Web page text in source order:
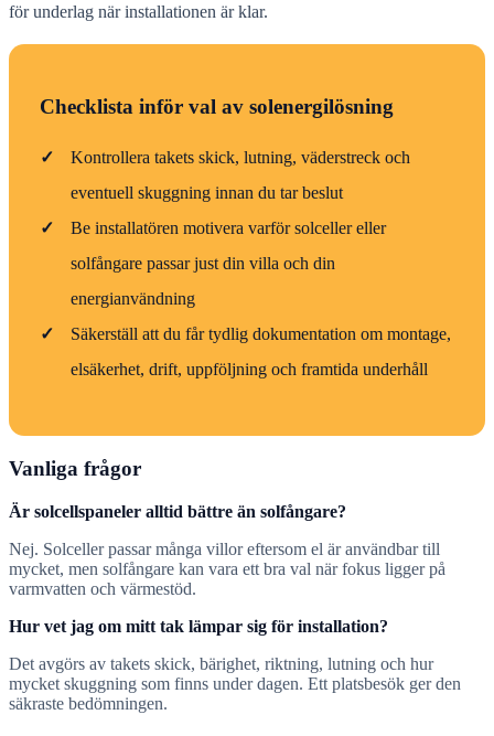
för underlag när installationen är klar.
Checklista inför val av solenergilösning
✓
Kontrollera takets skick, lutning, väderstreck och
eventuell skuggning innan du tar beslut
✓
Be installatören motivera varför solceller eller
solfångare passar just din villa och din
energianvändning
✓
Säkerställ att du får tydlig dokumentation om montage,
elsäkerhet, drift, uppföljning och framtida underhåll
Vanliga frågor
Är solcellspaneler alltid bättre än solfångare?
Nej. Solceller passar många villor eftersom el är användbar till
mycket, men solfångare kan vara ett bra val när fokus ligger på
varmvatten och värmestöd.
Hur vet jag om mitt tak lämpar sig för installation?
Det avgörs av takets skick, bärighet, riktning, lutning och hur
mycket skuggning som finns under dagen. Ett platsbesök ger den
säkraste bedömningen.